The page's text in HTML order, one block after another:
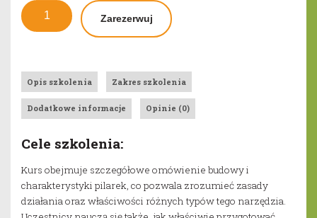
ilość
Kurs
drwal
Zarezerwuj
Opis szkolenia Zakres szkolenia
Dodatkowe informacje Opinie (0)
Cele szkolenia:
Kurs obejmuje szczegółowe omówienie budowy i
charakterystyki pilarek, co pozwala zrozumieć zasady
działania oraz właściwości różnych typów tego narzędzia.